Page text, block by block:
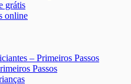
grátis
Passos